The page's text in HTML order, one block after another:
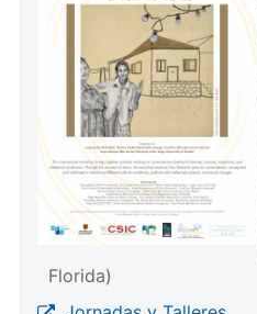
Florida)